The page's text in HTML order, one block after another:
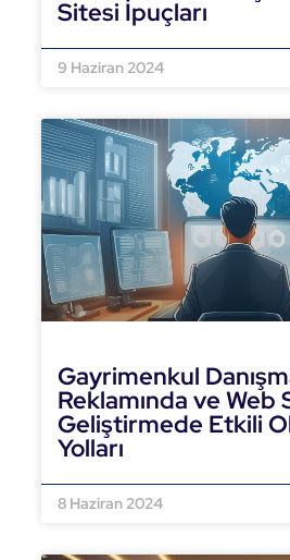
Sitesi İpuçları
9 Haziran 2024
Gayrimenkul
Reklamında ve Web
Geliştirmede Etkili
Yolları
8 Haziran 2024